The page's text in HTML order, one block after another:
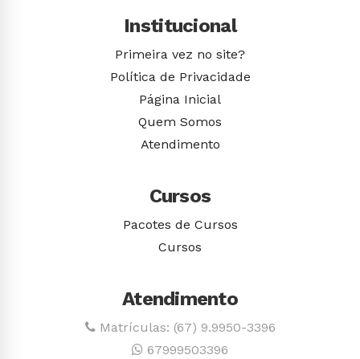
Institucional
Primeira vez no site?
Política de Privacidade
Página Inicial
Quem Somos
Atendimento
Cursos
Pacotes de Cursos
Cursos
Atendimento
Matrículas: (67) 9.9950-3396
67999503396